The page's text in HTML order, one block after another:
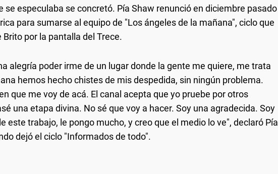
se especulaba se concretó. Pía Shaw renunció en diciembre pasado
para sumarse al equipo de "Los ángeles de la mañana", ciclo que
por la pantalla del Trece.
alegría poder irme de un lugar donde la gente me quiere, me trata
hemos hecho chistes de mis despedida, sin ningún problema.
que me voy de acá. El canal acepta que yo pruebe por otros
una etapa divina. No sé que voy a hacer. Soy una agradecida. Soy
este trabajo, le pongo mucho, y creo que el medio lo ve", declaró Pía
dejó el ciclo "Informados de todo".